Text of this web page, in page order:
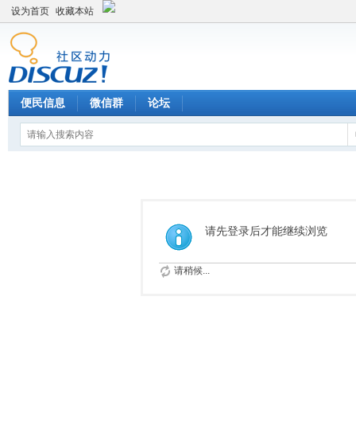
设为首页 收藏本站
便民信息 微信群 论坛
请先登录后才能继续浏览
请稍候...